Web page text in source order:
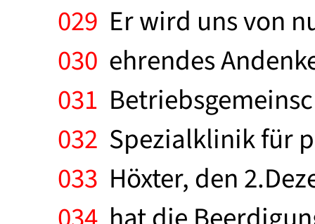
029 Er wird uns von
030 ehrendes
031
032 Spezialklinik für
033 Höxter, den